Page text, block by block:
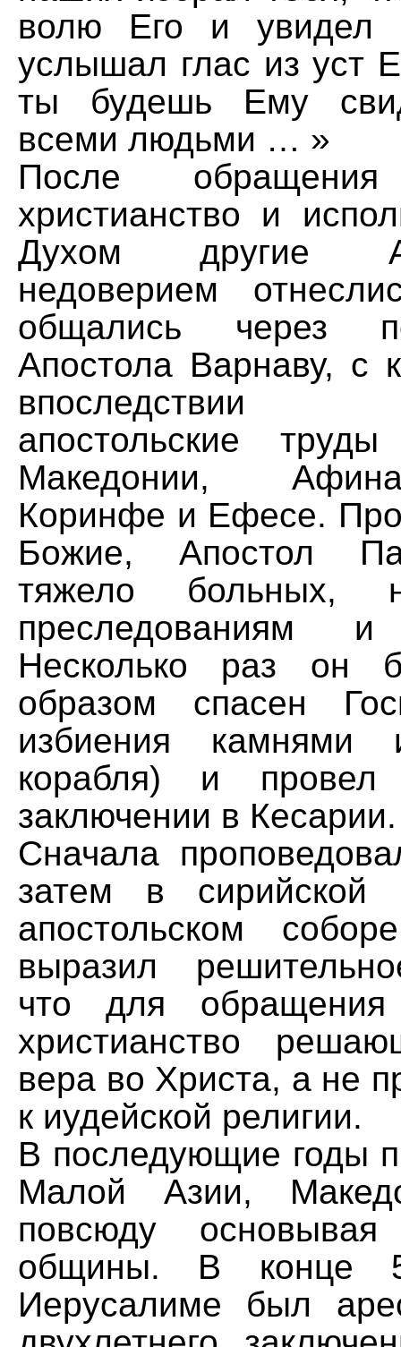
волю Его и увидел
услышал глас из уст
ты будешь Ему
всеми людьми … »
После
христианство и
Духом другие
недоверием
общались через
Апостола Варнаву, с
впоследствии
апостольские
Македонии,
Коринфе и Ефесе.
Божие, Апостол
тяжело больных,
преследованиям и
Несколько раз он
образом спасен
избиения камнями
корабля) и
заключении в Кесарии.
Сначала
затем в сирийской
апостольском
выразил
что для
христианство
вера во Христа, а не
к иудейской религии.
В последующие годы
Малой Азии,
повсюду основывая
общины. В конце
Иерусалиме был